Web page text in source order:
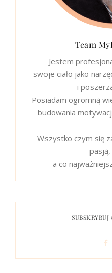
Team
Jestem
swoje ciało jako
i
Posiadam ogromną
budowania
Wszystko czym się
a co